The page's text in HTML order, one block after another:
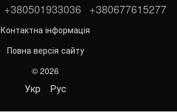
+380501933036 +380677615277
Контактна інформація
Повна версія сайту
© 2026
Укр Рус